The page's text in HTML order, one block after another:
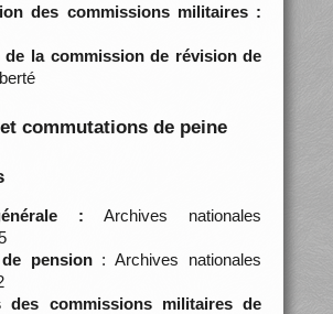
des commissions militaires :
de la commission de révision de
commutations de peine
: Archives nationales
pension: Archives nationales
des commissions militaires de